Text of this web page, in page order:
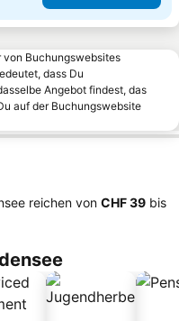
von Buchungswebsites
dass Du
Angebot findest, das
auf der Buchungswebsite
reichen von ‎CHF 39 bis